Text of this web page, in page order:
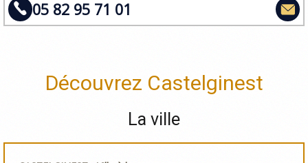
05 82 95 71 01
Découvrez Castelginest
La ville